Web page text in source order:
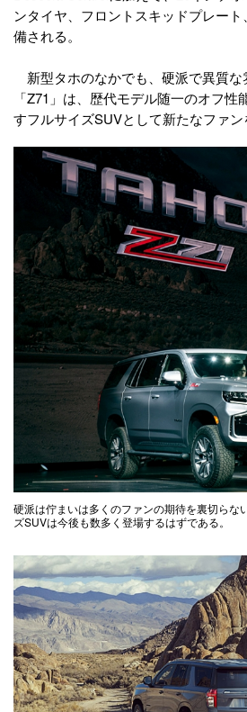
ンタイヤ、フロントスキッドプレー
備される。
新型タホのなかでも、硬派で異質な
「Z71」は、歴代モデル随一のオフ
すフルサイズSUVとして新たなファン
硬派は佇まいは多くのファンの期待を裏切らな
ズSUVは今後も数多く登場するはずである。